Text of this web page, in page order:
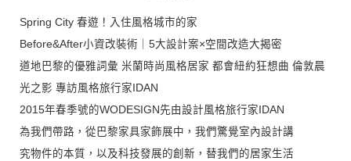
Spring City 春遊！入住風格城市的家
Before&After小資改裝術｜5大設計案×空間改造大揭密
道地巴黎的優雅詞彙 米蘭時尚風格居家 都會紐約狂想曲 倫敦晨
光之影 專訪風格旅行家IDAN
2015年春季號的WODESIGN先由設計風格旅行家IDAN
為我們帶路，從巴黎家具家飾展中，我們驚覺室內設計講
究物件的本質，以及科技發展的創新，替我們的居家生活